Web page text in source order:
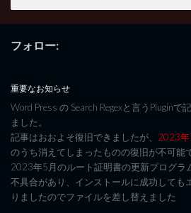
フォロー:
重要なお知らせ
Word Press の Search Regexと言うPluginで
ました。
記事はおおよそ復旧できましたが、 2023年
のうち消えてしまったものの復旧が不可能
2023年5月のルート証明書の更新プログラ
不具合があり、インストールに成功しても
りましたのでファイルを差し替えました